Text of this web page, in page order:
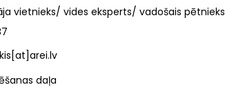
vietnieks/ vides eksperts/ vadošais pētnieks
daļa